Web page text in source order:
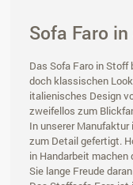
Sofa Faro
Das Sofa Faro in
doch klassischen
italienisches Design
zweifellos zum
In unserer
zum Detail gefertigt.
in Handarbeit machen
Sie lange Freude